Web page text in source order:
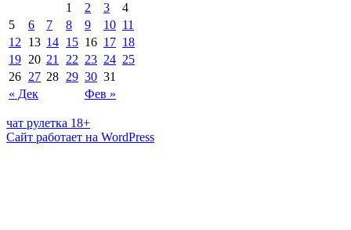
« Дек Фев »
1 2 3
4
5
6 7 8 9 10 11
12
13 14 15 16 17 18
19 20 21 22 23 24 25
26 27 28 29 30 31
чат рулетка 18+
Сайт работает на WordPress